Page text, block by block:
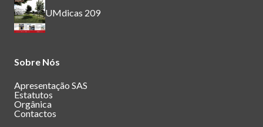
UMdicas 209
Sobre Nós
Apresentação SAS
Estatutos
Orgânica
Contactos